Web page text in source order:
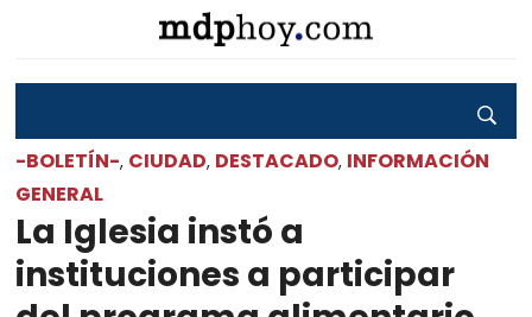
-BOLETÍN-, CIUDAD, DESTACADO, INFORMACIÓN
GENERAL
La Iglesia instó a
instituciones a participar